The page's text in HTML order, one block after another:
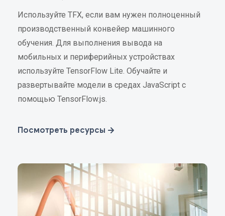
Используйте TFX, если вам нужен полноценный
производственный конвейер машинного
обучения. Для выполнения вывода на
мобильных и периферийных устройствах
используйте TensorFlow Lite. Обучайте и
развертывайте модели в средах JavaScript с
помощью TensorFlow.js.
Посмотреть ресурсы